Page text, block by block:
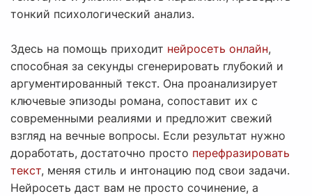
тонкий психологический анализ.
Здесь на помощь приходит нейросеть онлайн,
способная за секунды сгенерировать глубокий и
аргументированный текст. Она проанализирует
ключевые эпизоды романа, сопоставит их с
современными реалиями и предложит свежий
взгляд на вечные вопросы. Если результат нужно
доработать, достаточно просто перефразировать
текст, меняя стиль и интонацию под свои задачи.
Нейросеть даст вам не просто сочинение, а